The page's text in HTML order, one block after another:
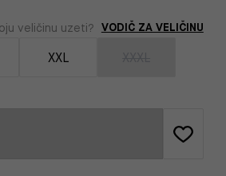
veličinu uzeti? VODIČ ZA VELIČINU
XXL